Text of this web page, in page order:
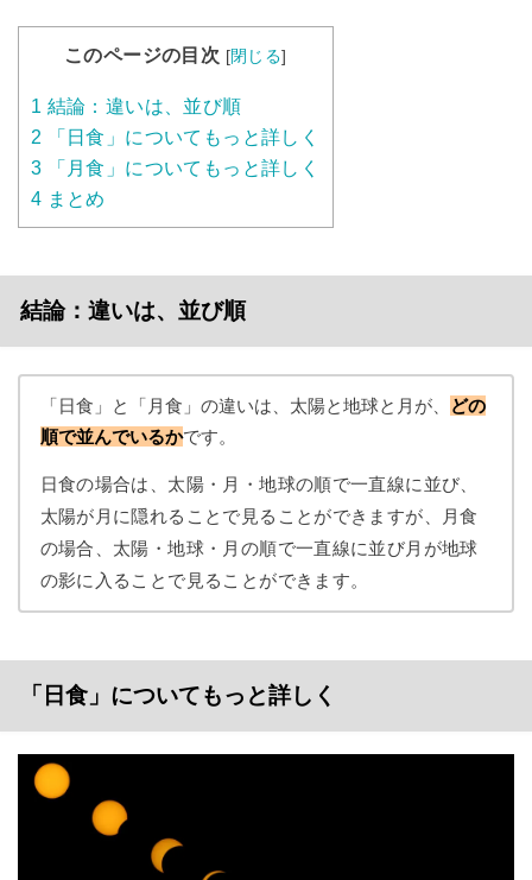
このページの目次 [閉じる]
1 結論：違いは、並び順
2 「日食」についてもっと詳しく
3 「月食」についてもっと詳しく
4 まとめ
結論：違いは、並び順
「日食」と「月食」の違いは、太陽と地球と月が、
どの
順で並んでいるかです。
日食の場合は、太陽・月・地球の順で一直線に並び、
太陽が月に隠れることで見ることができますが、月食
の場合、太陽・地球・月の順で一直線に並び月が地球
の影に入ることで見ることができます。
「日食」についてもっと詳しく